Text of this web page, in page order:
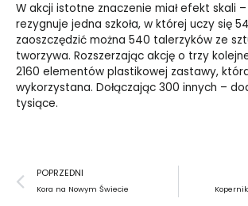
W akcji istotne znaczenie miał efekt skali
rezygnuje jedna szkoła, w której uczy się
zaoszczędzić można 540 talerzyków ze
tworzywa. Rozszerzając akcję o trzy
2160 elementów plastikowej zastawy,
wykorzystana. Dołączając 300 innych –
tysiące.
Prev
POPRZEDNI
Kora na Nowym Świecie